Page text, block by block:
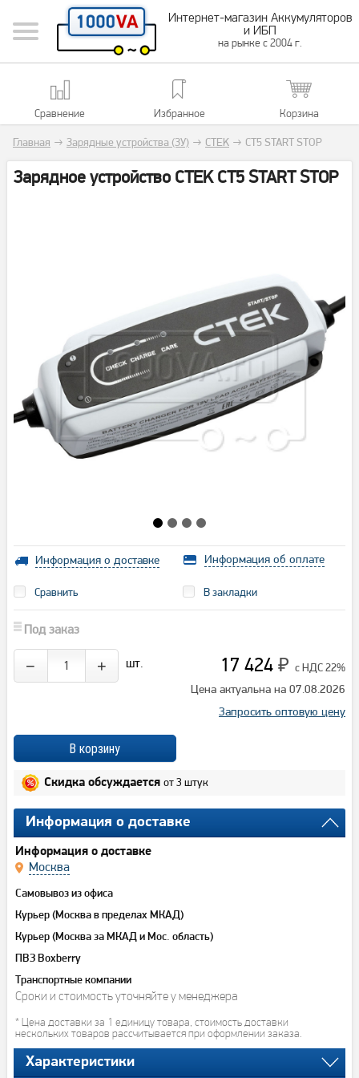
Интернет-магазин Аккумуляторов
и ИБП
на рынке с 2004 г.
Сравнение Избранное Корзина
Главная → Зарядные устройства (ЗУ) → CTEK → CT5 START STOP
Зарядное устройство CTEK CT5 START STOP
Информация о доставке Информация об оплате
Сравнить В закладки
Под заказ
− + шт. 17 424 ₽ с НДС 22%
Цена актуальна на 07.08.2026
Запросить оптовую цену
Скидка обсуждается от 3 штук
Информация о доставке
Информация о доставке
Москва
Самовывоз из офиса
Курьер (Москва в пределах МКАД)
Курьер (Москва за МКАД и Мос. область)
ПВЗ Boxberry
Транспортные компании
Сроки и стоимость уточняйте у менеджера
* Цена доставки за 1 единицу товара, стоимость доставки
нескольких товаров рассчитывается при оформлении заказа.
Характеристики